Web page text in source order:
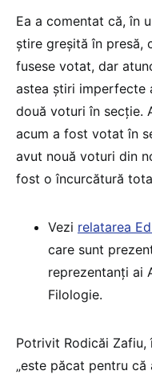
Ea a comentat că, în
știre greșită în presă,
fusese votat, dar
astea știri imperfecte
două voturi în secție.
acum a fost votat în
avut nouă voturi din
fost o încurcătură
Vezi relatarea
care sunt
reprezentanți ai
Filologie.
Potrivit Rodicăi
„este păcat pentru